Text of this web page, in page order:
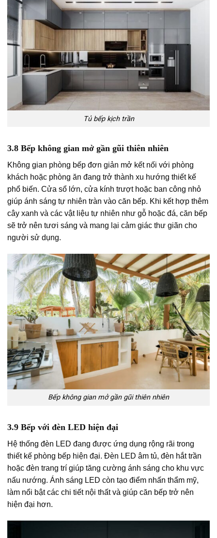
Tủ bếp kịch trần
3.8 Bếp không gian mở gần gũi thiên nhiên
Không gian phòng bếp đơn giản mở kết nối với phòng
khách hoặc phòng ăn đang trở thành xu hướng thiết kế
phổ biến. Cửa sổ lớn, cửa kính trượt hoặc ban công nhỏ
giúp ánh sáng tự nhiên tràn vào căn bếp. Khi kết hợp thêm
cây xanh và các vật liệu tự nhiên như gỗ hoặc đá, căn bếp
sẽ trở nên tươi sáng và mang lại cảm giác thư giãn cho
người sử dụng.
Bếp không gian mở gần gũi thiên nhiên
3.9 Bếp với đèn LED hiện đại
Hệ thống đèn LED đang được ứng dụng rộng rãi trong
thiết kế phòng bếp hiện đại. Đèn LED âm tủ, đèn hắt trần
hoặc đèn trang trí giúp tăng cường ánh sáng cho khu vực
nấu nướng. Ánh sáng LED còn tạo điểm nhấn thẩm mỹ,
làm nổi bật các chi tiết nội thất và giúp căn bếp trở nên
hiện đại hơn.